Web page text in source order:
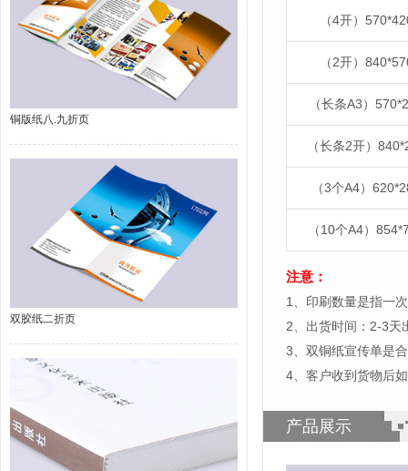
铜版纸八.九折页
双胶纸二折页
（4开）
（2开）
（长条A3）
（长条2开）
（3个A4）
（10个A4）
注意：
1、印刷数量是指一
2、出货时间：2-3天
3、双铜纸宣传单是
4、客户收到货物后
产品展示